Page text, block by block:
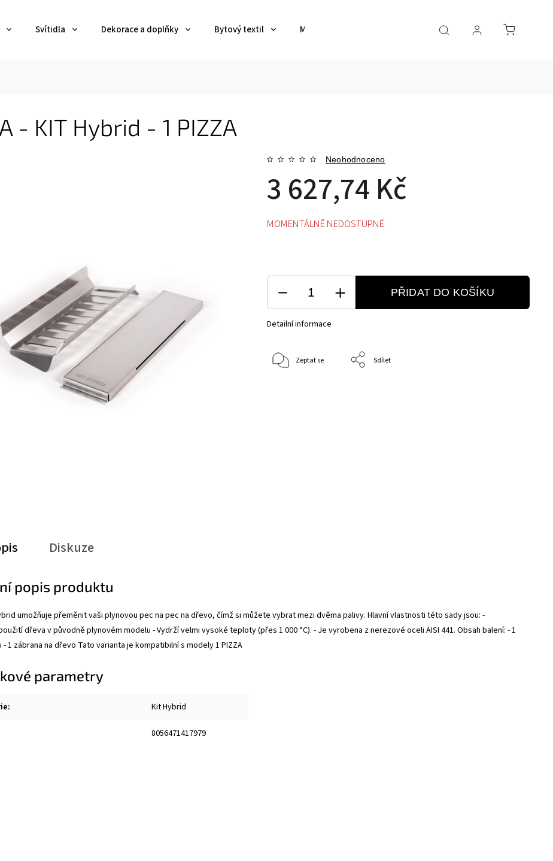
Svítidla Dekorace a doplňky Bytový textil Merch Inspirace Obchodní
- KIT Hybrid - 1 PIZZA
Neohodnoceno
3 627,74 Kč
MOMENTÁLNĚ NEDOSTUPNÉ
PŘIDAT DO KOŠÍKU
Detailní informace
Zeptat se Sdílet
Diskuze
popis produktu
umožňuje přeměnit vaši plynovou pec na pec na dřevo, čímž si můžete vybrat mezi dvěma palivy. Hlavní vlastnosti této sady jsou: -
dřeva v původně plynovém modelu - Vydrží velmi vysoké teploty (přes 1 000 °C). - Je vyrobena z nerezové oceli AISI 441. Obsah balení: - 1
1 zábrana na dřevo Tato varianta je kompatibilní s modely 1 PIZZA
parametry
: Kit Hybrid
8056471417979